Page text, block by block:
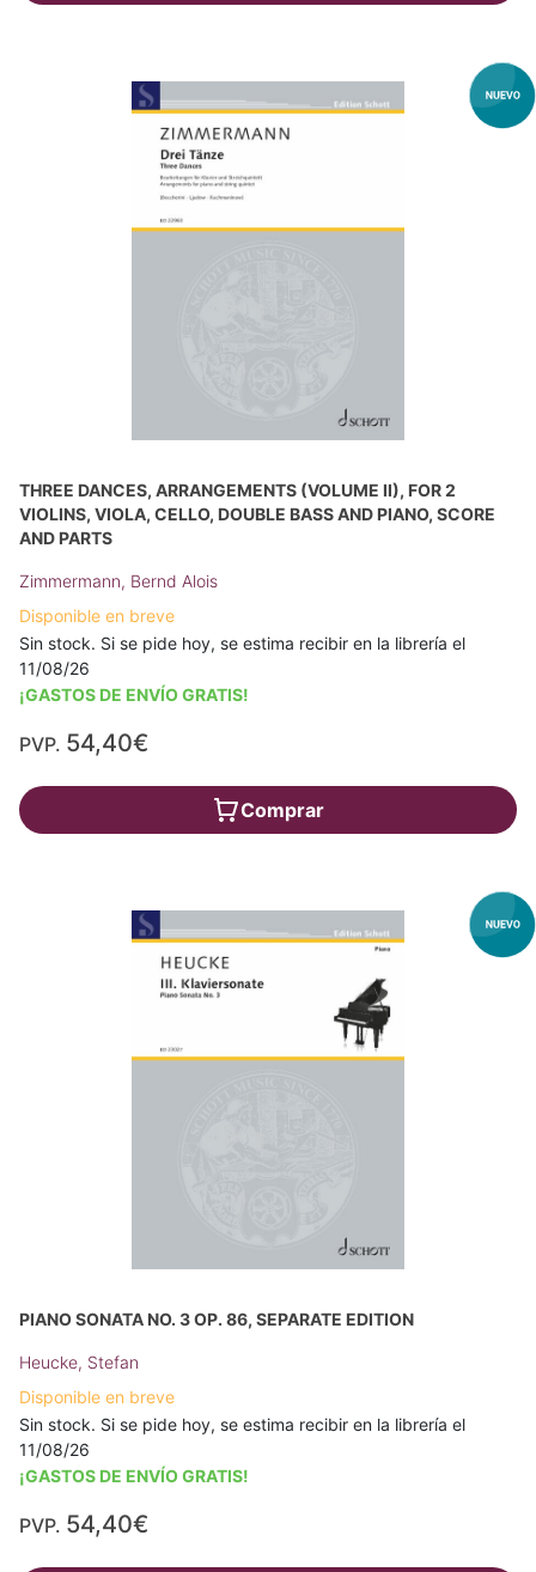
THREE DANCES, ARRANGEMENTS (VOLUME II), FOR 2
VIOLINS, VIOLA, CELLO, DOUBLE BASS AND PIANO, SCORE
AND PARTS
Zimmermann, Bernd Alois
Disponible en breve
Sin stock. Si se pide hoy, se estima recibir en la librería el
11/08/26
¡GASTOS DE ENVÍO GRATIS!
PVP. 54,40€
Comprar
PIANO SONATA NO. 3 OP. 86, SEPARATE EDITION
Heucke, Stefan
Disponible en breve
Sin stock. Si se pide hoy, se estima recibir en la librería el
11/08/26
¡GASTOS DE ENVÍO GRATIS!
PVP. 54,40€